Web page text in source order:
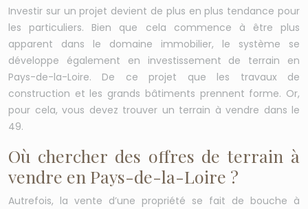
Investir sur un projet devient de plus en plus tendance pour
les particuliers. Bien que cela commence à être plus
apparent dans le domaine immobilier, le système se
développe également en investissement de terrain en
Pays-de-la-Loire. De ce projet que les travaux de
construction et les grands bâtiments prennent forme. Or,
pour cela, vous devez trouver un terrain à vendre dans le
49.
Où chercher des offres de terrain à
vendre en Pays-de-la-Loire ?
Autrefois, la vente d’une propriété se fait de bouche à